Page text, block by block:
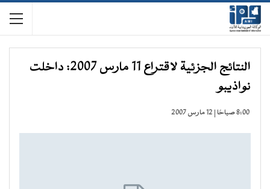
النتائج الجزئية لاقتراع 11 مارس 2007: داخلت
نواذيبو
8:00 صباحًا | 12 مارس 2007